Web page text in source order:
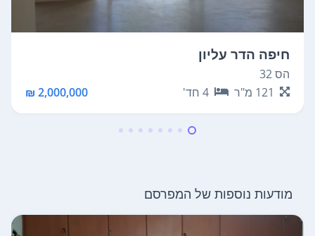
חיפה הדר עליון
הס 32
121 מ"ר 4 חד' 2,000,000 ₪
מודעות נוספות של המפרסם